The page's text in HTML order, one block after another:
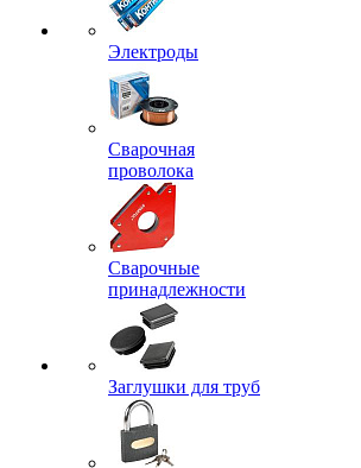
Электроды
Сварочная
проволока
Сварочные
принадлежности
Заглушки для труб